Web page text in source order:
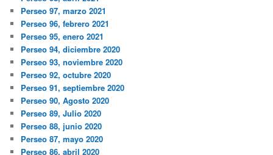
Perseo 97, marzo 2021
Perseo 96, febrero 2021
Perseo 95, enero 2021
Perseo 94, diciembre 2020
Perseo 93, noviembre 2020
Perseo 92, octubre 2020
Perseo 91, septiembre 2020
Perseo 90, Agosto 2020
Perseo 89, Julio 2020
Perseo 88, junio 2020
Perseo 87, mayo 2020
Perseo 86, abril 2020